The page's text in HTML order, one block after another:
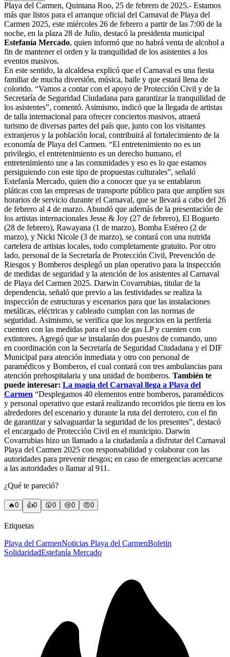
Playa del Carmen, Quintana Roo, 25 de febrero de 2025.- Estamos
más que listos para el arranque oficial del Carnaval de Playa del
Carmen 2025, este miércoles 26 de febrero a partir de las 7:00 de la
noche, en la plaza 28 de Julio, destacó la presidenta municipal
Estefanía Mercado, quien informó que no habrá venta de alcohol a
fin de mantener el orden y la tranquilidad de los asistentes a los
eventos masivos.
En este sentido, la alcaldesa explicó que el Carnaval es una fiesta
familiar de mucha diversión, música, baile y que estará llena de
colorido. “Vamos a contar con el apoyo de Protección Civil y de la
Secretaría de Seguridad Ciudadana para garantizar la tranquilidad de
los asistentes”, comentó. Asimismo, indicó que la llegada de artistas
de talla internacional para ofrecer conciertos masivos, atraerá
turismo de diversas partes del país que, junto con los visitantes
extranjeros y la población local, contribuirá al fortalecimiento de la
economía de Playa del Carmen. “El entretenimiento no es un
privilegio, el entretenimiento es un derecho humano, el
entretenimiento une a las comunidades y eso es lo que estamos
persiguiendo con este tipo de propuestas culturales”, señaló
Estefanía Mercado, quien dio a conocer que ya se entablaron
pláticas con las empresas de transporte público para que amplíen sus
horarios de servicio durante el Carnaval, que se llevará a cabo del 26
de febrero al 4 de marzo. Abundó que además de la presentación de
los artistas internacionales Jesse & Joy (27 de febrero), El Bogueto
(28 de febrero), Rawayana (1 de marzo), Bomba Estéreo (2 de
marzo), y Nicki Nicole (3 de marzo), se contará con una nutrida
cartelera de artistas locales, todo completamente gratuito. Por otro
lado, personal de la Secretaría de Protección Civil, Prevención de
Riesgos y Bomberos desplegó un plan operativo para la inspección
de medidas de seguridad y la atención de los asistentes al Carnaval
de Playa del Carmen 2025. Darwin Covarrubias, titular de la
dependencia, señaló que previo a las festividades se realiza la
inspección de estructuras y escenarios para que las instalaciones
metálicas, eléctricas y cableado cumplan con las normas de
seguridad. Asimismo, se verifica que los negocios en la periferia
cuenten con las medidas para el uso de gas LP y cuenten con
extintores. Agregó que se instalarán dos puestos de comando, uno
en coordinación con la Secretaría de Seguridad Ciudadana y el DIF
Municipal para atención inmediata y otro con personal de
paramédicos y Bomberos, el cual contará con tres ambulancias para
atención prehospitalaria y una unidad de bomberos. También te
puede interesar: La magia del Carnaval llega a Playa del
Carmen “Desplegamos 40 elementos entre bomberos, paramédicos
y personal operativo que estará realizando recorridos pie tierra en los
alrededores del escenario y durante la ruta del derrotero, con el fin
de garantizar y salvaguardar la seguridad de los presentes”, destacó
el encargado de Protección Civil en el municipio. Darwin
Covarrubias hizo un llamado a la ciudadanía a disfrutar del Carnaval
Playa del Carmen 2025 con responsabilidad y colaborar con las
autoridades para prevenir riesgos; en caso de emergencias acercarse
a las autoridades o llamar al 911.
¿Qué te pareció?
🔥0 👍0 😲0 😢0 😠0
Etiquetas
Playa del CarmenNoticias Playa del CarmenBoletin
SolidaridadEstefanía Mercado